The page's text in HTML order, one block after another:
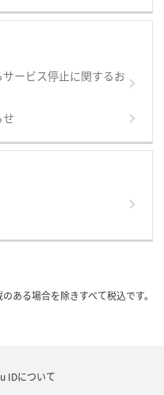
ービス停止に関するお
ある場合を除きすべて税込です。
IDについて